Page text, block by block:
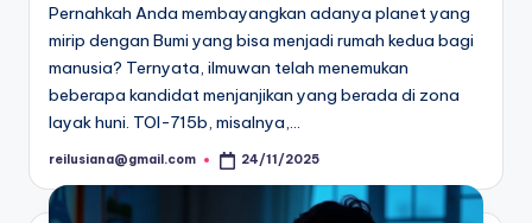
Pernahkah Anda membayangkan adanya planet yang
mirip dengan Bumi yang bisa menjadi rumah kedua bagi
manusia? Ternyata, ilmuwan telah menemukan
beberapa kandidat menjanjikan yang berada di zona
layak huni. TOI-715b, misalnya,…
Posted
reilusiana@gmail.com 24/11/2025